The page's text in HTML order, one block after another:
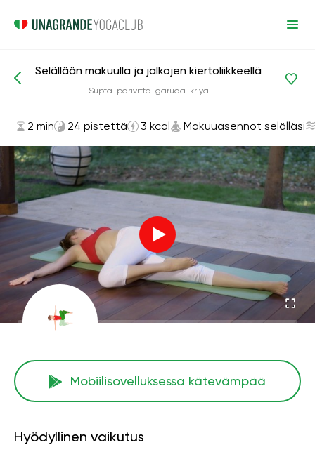
Asanat ja harjoitukset Makuuasennot selälläsi
Selällään makuulla ja jalkojen kiertoliikkeellä
Supta-parivrtta-garuda-kriya
2 min 24 pistettä 3 kcal Makuuasennot selälläsi
Mobiilisovelluksessa kätevämpää
Hyödyllinen vaikutus